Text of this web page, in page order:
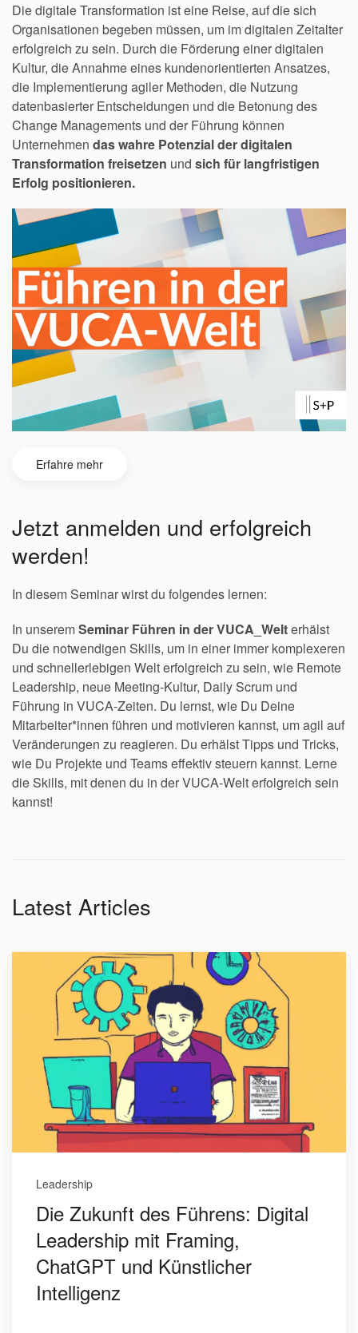
Die digitale Transformation ist eine Reise, auf die sich
Organisationen begeben müssen, um im digitalen Zeitalter
erfolgreich zu sein. Durch die Förderung einer digitalen
Kultur, die Annahme eines kundenorientierten Ansatzes,
die Implementierung agiler Methoden, die Nutzung
datenbasierter Entscheidungen und die Betonung des
Change Managements und der Führung können
Unternehmen das wahre Potenzial der digitalen
Transformation freisetzen und sich für langfristigen
Erfolg positionieren.
Erfahre mehr
Jetzt anmelden und erfolgreich
werden!
In diesem Seminar wirst du folgendes lernen:
In unseremSeminar Führen in der VUCA_Welterhälst
Du die notwendigen Skills, um in einer immer komplexeren
und schnellerlebigen Welt erfolgreich zu sein, wie Remote
Leadership, neue Meeting-Kultur, Daily Scrum und
Führung in VUCA-Zeiten. Du lernst, wie Du Deine
Mitarbeiter*innen führen und motivieren kannst, um agil auf
Veränderungen zu reagieren. Du erhälst Tipps und Tricks,
wie Du Projekte und Teams effektiv steuern kannst. Lerne
die Skills, mit denen du in der VUCA-Welt erfolgreich sein
kannst!
Latest Articles
Leadership
Die Zukunft des Führens: Digital
Leadership mit Framing,
ChatGPT und Künstlicher
Intelligenz